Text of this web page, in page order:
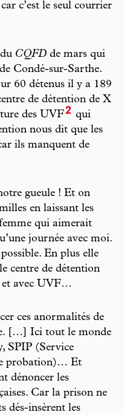
c’est le seul courrier
du CQFD de mars qui
Condé-sur-Sarthe.
60 détenus il y a 189
de détention de X
des UVF 2 qui
nous dit que les
ils manquent de
gueule ! Et on
en laissant les
qui aimerait
journée avec moi.
En plus elle
centre de détention
et avec UVF…
ces anormalités de
[…] Ici tout le monde
SPIP (Service
probation)… Et
dénoncer les
Car la prison ne
dés-insèrent les